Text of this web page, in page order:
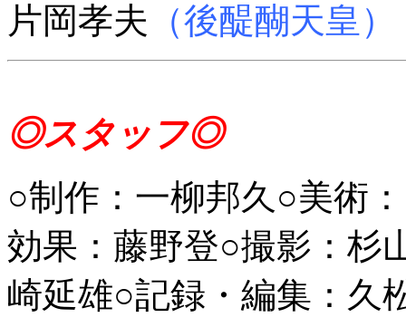
片岡孝夫 （後醍醐天皇）
◎スタッフ◎
○制作：一柳邦久○美術
効果：藤野登○撮影：杉
崎延雄○記録・編集：久